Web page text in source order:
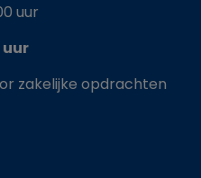
uur
uur
zakelijke opdrachten